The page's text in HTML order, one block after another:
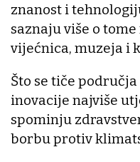
znanost i
saznaju više o
vijećnica, muzeja i
Što se tiče
inovacije najviše
spominju
borbu protiv